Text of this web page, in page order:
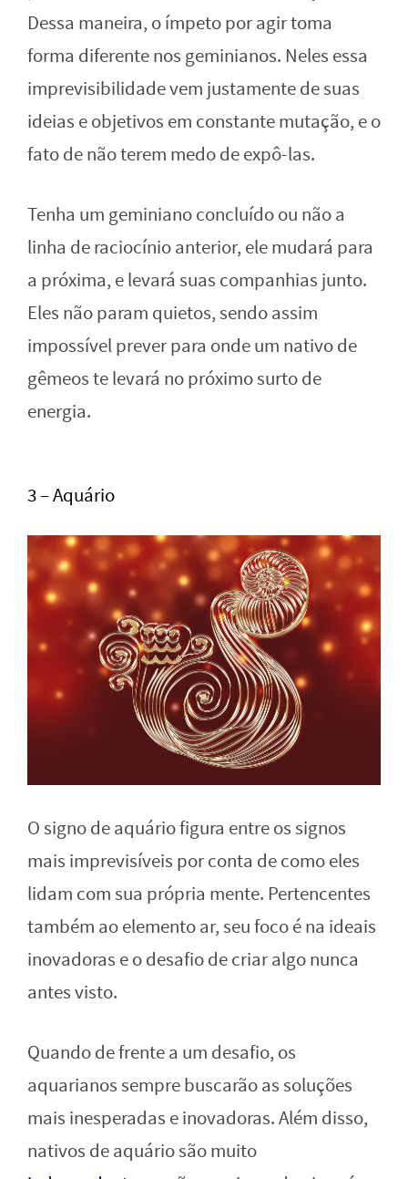
Dessa maneira, o ímpeto por agir toma
forma diferente nos geminianos. Neles essa
imprevisibilidade vem justamente de suas
ideias e objetivos em constante mutação, e o
fato de não terem medo de expô-las.
Tenha um geminiano concluído ou não a
linha de raciocínio anterior, ele mudará para
a próxima, e levará suas companhias junto.
Eles não param quietos, sendo assim
impossível prever para onde um nativo de
gêmeos te levará no próximo surto de
energia.
3 – Aquário
O signo de aquário figura entre os signos
mais imprevisíveis por conta de como eles
lidam com sua própria mente. Pertencentes
também ao elemento ar, seu foco é na ideais
inovadoras e o desafio de criar algo nunca
antes visto.
Quando de frente a um desafio, os
aquarianos sempre buscarão as soluções
mais inesperadas e inovadoras. Além disso,
nativos de aquário são muito